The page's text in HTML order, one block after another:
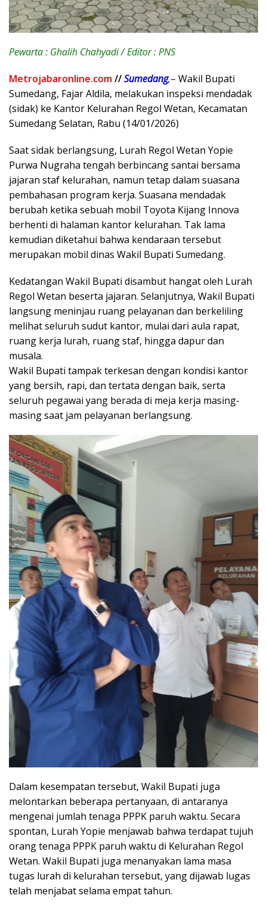
Pewarta : Ghalih Chahyadi / Editor : PNS
Metrojabaronline.com//Sumedang,– Wakil Bupati
Sumedang, Fajar Aldila, melakukan inspeksi mendadak
(sidak) ke Kantor Kelurahan Regol Wetan, Kecamatan
Sumedang Selatan, Rabu (14/01/2026)
Saat sidak berlangsung, Lurah Regol Wetan Yopie
Purwa Nugraha tengah berbincang santai bersama
jajaran staf kelurahan, namun tetap dalam suasana
pembahasan program kerja. Suasana mendadak
berubah ketika sebuah mobil Toyota Kijang Innova
berhenti di halaman kantor kelurahan. Tak lama
kemudian diketahui bahwa kendaraan tersebut
merupakan mobil dinas Wakil Bupati Sumedang.
Kedatangan Wakil Bupati disambut hangat oleh Lurah
Regol Wetan beserta jajaran. Selanjutnya, Wakil Bupati
langsung meninjau ruang pelayanan dan berkeliling
melihat seluruh sudut kantor, mulai dari aula rapat,
ruang kerja lurah, ruang staf, hingga dapur dan
musala.
Wakil Bupati tampak terkesan dengan kondisi kantor
yang bersih, rapi, dan tertata dengan baik, serta
seluruh pegawai yang berada di meja kerja masing-
masing saat jam pelayanan berlangsung.
Dalam kesempatan tersebut, Wakil Bupati juga
melontarkan beberapa pertanyaan, di antaranya
mengenai jumlah tenaga PPPK paruh waktu. Secara
spontan, Lurah Yopie menjawab bahwa terdapat tujuh
orang tenaga PPPK paruh waktu di Kelurahan Regol
Wetan. Wakil Bupati juga menanyakan lama masa
tugas lurah di kelurahan tersebut, yang dijawab lugas
telah menjabat selama empat tahun.